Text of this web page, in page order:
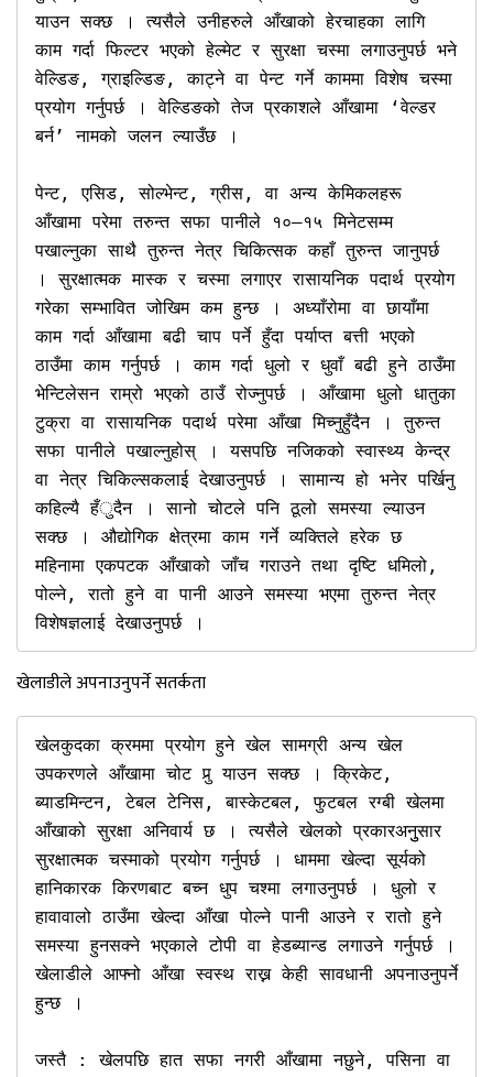
याउन सक्छ । त्यसैले उनीहरुले आँखाको हेरचाहका लागि
काम गर्दा फिल्टर भएको हेल्मेट र सुरक्षा चस्मा लगाउनुपर्छ भने
वेल्डिङ, ग्राइल्डिङ, काट्ने वा पेन्ट गर्ने काममा विशेष चस्मा
प्रयोग गर्नुपर्छ । वेल्डिङको तेज प्रकाशले आँखामा ‘वेल्डर
बर्न’ नामको जलन ल्याउँछ ।
पेन्ट, एसिड, सोल्भेन्ट, ग्रीस, वा अन्य केमिकलहरू
आँखामा परेमा तरुन्त सफा पानीले १०–१५ मिनेटसम्म
पखाल्नुका साथै तुरुन्त नेत्र चिकित्सक कहाँ तुरुन्त जानुपर्छ
। सुरक्षात्मक मास्क र चस्मा लगाएर रासायनिक पदार्थ प्रयोग
गरेका सम्भावित जोखिम कम हुन्छ । अध्याँरोमा वा छायाँमा
काम गर्दा आँखामा बढी चाप पर्ने हुँदा पर्याप्त बत्ती भएको
ठाउँमा काम गर्नुपर्छ । काम गर्दा धुलो र धुवाँ बढी हुने ठाउँमा
भेन्टिलेसन राम्रो भएको ठाउँ रोज्नुपर्छ । आँखामा धुलो धातुका
टुक्रा वा रासायनिक पदार्थ परेमा आँखा मिच्नुहुँदैन । तुरुन्त
सफा पानीले पखाल्नुहोस् । यसपछि नजिकको स्वास्थ्य केन्द्र
वा नेत्र चिकिल्सकलाई देखाउनुपर्छ । सामान्य हो भनेर पर्खिनु
कहिल्यै हँुदैन । सानो चोटले पनि ठूलो समस्या ल्याउन
सक्छ । औद्योगिक क्षेत्रमा काम गर्ने व्यक्तिले हरेक छ
महिनामा एकपटक आँखाको जाँच गराउने तथा दृष्टि धमिलो,
पोल्ने, रातो हुने वा पानी आउने समस्या भएमा तुरुन्त नेत्र
विशेषज्ञलाई देखाउनुपर्छ ।
खेलाडीले अपनाउनुपर्ने सतर्कता
खेलकुदका क्रममा प्रयोग हुने खेल सामग्री अन्य खेल
उपकरणले आँखामा चोट पुर्‍ याउन सक्छ । क्रिकेट,
ब्याडमिन्टन, टेबल टेनिस, बास्केटबल, फुटबल रग्बी खेलमा
आँखाको सुरक्षा अनिवार्य छ । त्यसैले खेलको प्रकारअनुुसार
सुरक्षात्मक चस्माको प्रयोग गर्नुपर्छ । धाममा खेल्दा सूर्यको
हानिकारक किरणबाट बच्न धुप चश्मा लगाउनुपर्छ । धुलो र
हावावालो ठाउँमा खेल्दा आँखा पोल्ने पानी आउने र रातो हुने
समस्या हुनसक्ने भएकाले टोपी वा हेडब्यान्ड लगाउने गर्नुपर्छ ।
खेलाडीले आफ्नो आँखा स्वस्थ राख्न केही सावधानी अपनाउनुपर्ने
हुन्छ ।
जस्तै : खेलपछि हात सफा नगरी आँखामा नछुने, पसिना वा